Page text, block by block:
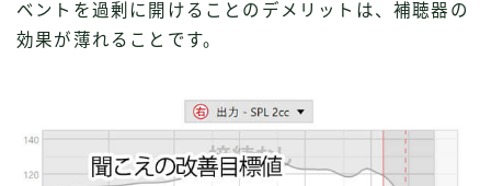
ベントを過剰に開けることのデメリットは、補聴器の
効果が薄れることです。